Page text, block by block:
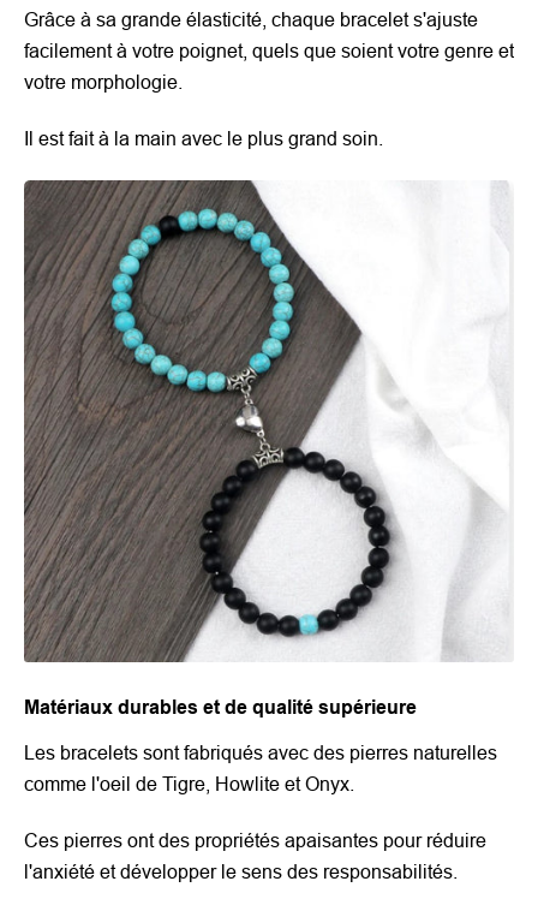
Grâce à sa grande élasticité, chaque bracelet s'ajuste
facilement à votre poignet, quels que soient votre genre et
votre morphologie.
Il est fait à la main avec le plus grand soin.
Matériaux durables et de qualité supérieure
Les bracelets sont fabriqués avec des pierres naturelles
comme l'oeil de Tigre, Howlite et Onyx.
Ces pierres ont des propriétés apaisantes pour réduire
l'anxiété et développer le sens des responsabilités.